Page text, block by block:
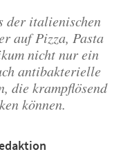
der italienischen
auf Pizza, Pasta
nicht nur ein
antibakterielle
die krampflösend
können.